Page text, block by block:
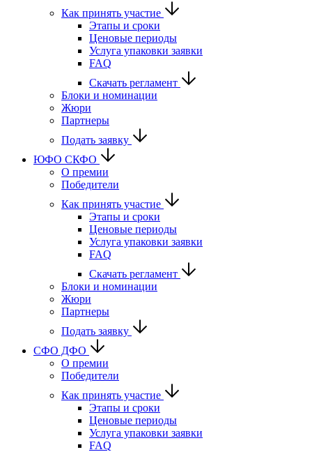
Как принять участие
Этапы и сроки
Ценовые периоды
Услуга упаковки заявки
FAQ
Скачать регламент
Блоки и номинации
Жюри
Партнеры
Подать заявку
ЮФО СКФО
О премии
Победители
Как принять участие
Этапы и сроки
Ценовые периоды
Услуга упаковки заявки
FAQ
Скачать регламент
Блоки и номинации
Жюри
Партнеры
Подать заявку
CФО ДФО
О премии
Победители
Как принять участие
Этапы и сроки
Ценовые периоды
Услуга упаковки заявки
FAQ